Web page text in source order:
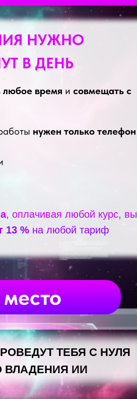
НУЖНО
В ДЕНЬ
любое время и совмещать с
нужен только телефон
, оплачивая любой курс, вы
13 % на любой тариф
ТЕБЯ С НУЛЯ
ВЛАДЕНИЯ ИИ